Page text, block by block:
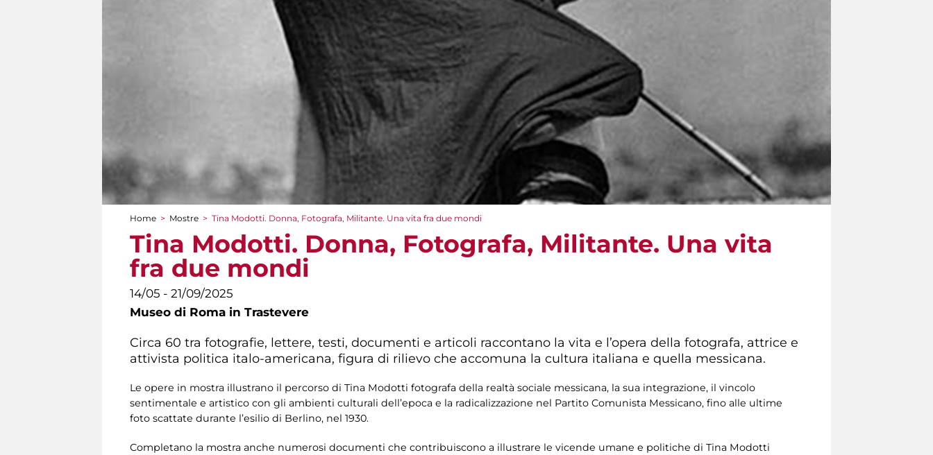
Tu sei qui
Home > Mostre > Tina Modotti. Donna, Fotografa, Militante. Una vita fra due mondi
Tina Modotti. Donna, Fotografa, Militante. Una vita
fra due mondi
14/05 - 21/09/2025
Museo di Roma in Trastevere
Circa 60 tra fotografie, lettere, testi, documenti e articoli raccontano la vita e l’opera della fotografa, attrice e
attivista politica italo-americana, figura di rilievo che accomuna la cultura italiana e quella messicana.
Le opere in mostra illustrano il percorso di Tina Modotti fotografa della realtà sociale messicana, la sua integrazione, il vincolo
sentimentale e artistico con gli ambienti culturali dell’epoca e la radicalizzazione nel Partito Comunista Messicano, fino alle ultime
foto scattate durante l’esilio di Berlino, nel 1930.
Completano la mostra anche numerosi documenti che contribuiscono a illustrare le vicende umane e politiche di Tina Modotti